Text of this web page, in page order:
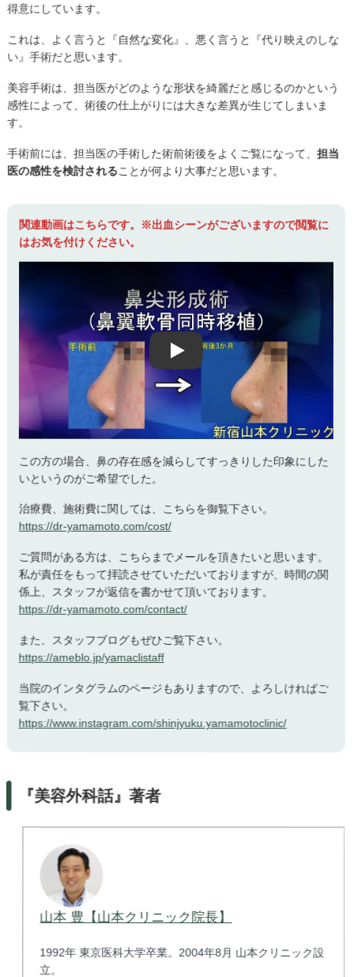
得意にしています。
これは、よく言うと『自然な変化』、悪く言うと『代り映えのしな
い』手術だと思います。
美容手術は、担当医がどのような形状を綺麗だと感じるのかという
感性によって、術後の仕上がりには大きな差異が生じてしまいま
す。
手術前には、担当医の手術した術前術後をよくご覧になって、担当
医の感性を検討されることが何より大事だと思います。
関連動画はこちらです。※出血シーンがございますので閲覧に
はお気を付けください。
Play
この方の場合、鼻の存在感を減らしてすっきりした印象にした
いというのがご希望でした。
治療費、施術費に関しては、こちらを御覧下さい。
https://dr-yamamoto.com/cost/
ご質問がある方は、こちらまでメールを頂きたいと思います。
私が責任をもって拝読させていただいておりますが、時間の関
係上、スタッフが返信を書かせて頂いております。
https://dr-yamamoto.com/contact/
また、スタッフブログもぜひご覧下さい。
https://ameblo.jp/yamaclistaff
当院のインタグラムのページもありますので、よろしければご
覧下さい。
https://www.instagram.com/shinjyuku.yamamotoclinic/
『美容外科話』著者
山本 豊【山本クリニック院長】
1992年 東京医科大学卒業。2004年8月 山本クリニック設
立。